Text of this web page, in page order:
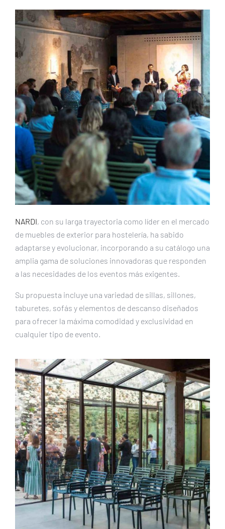
NARDI, con su larga trayectoria como líder en el mercado
de muebles de exterior para hostelería, ha sabido
adaptarse y evolucionar, incorporando a su catálogo una
amplia gama de soluciones innovadoras que responden
a las necesidades de los eventos más exigentes.
Su propuesta incluye una variedad de sillas, sillones,
taburetes, sofás y elementos de descanso diseñados
para ofrecer la máxima comodidad y exclusividad en
cualquier tipo de evento.